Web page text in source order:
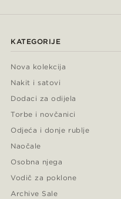
KATEGORIJE
Nova kolekcija
Nakit i satovi
Dodaci za odijela
Torbe i novčanici
Odjeća i donje rublje
Naočale
Osobna njega
Vodič za poklone
Archive Sale